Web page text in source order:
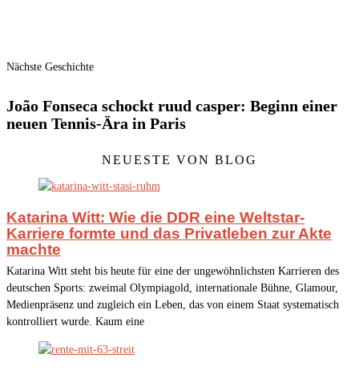
Nächste Geschichte
João Fonseca schockt ruud casper: Beginn einer
neuen Tennis-Ära in Paris
NEUESTE VON BLOG
Katarina Witt: Wie die DDR eine Weltstar-
Karriere formte und das Privatleben zur Akte
machte
Katarina Witt steht bis heute für eine der ungewöhnlichsten Karrieren des
deutschen Sports: zweimal Olympiagold, internationale Bühne, Glamour,
Medienpräsenz und zugleich ein Leben, das von einem Staat systematisch
kontrolliert wurde. Kaum eine